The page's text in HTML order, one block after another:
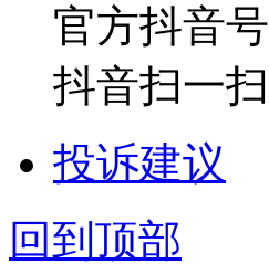
官方抖音号
抖音扫一扫
投诉建议
回到顶部